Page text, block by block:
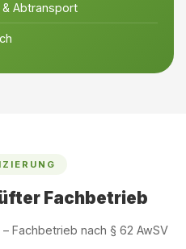
Abtransport
Fachbetrieb
Fachbetrieb nach § 62 AwSV